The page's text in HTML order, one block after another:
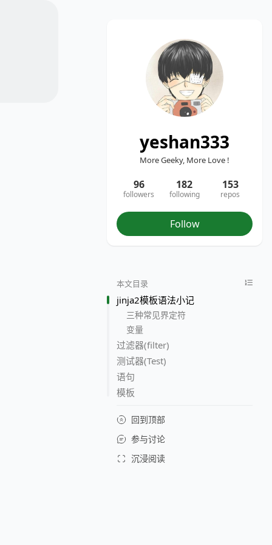
yeshan333
More Geeky, More Love !
96
followers
182
following
153
repos
Follow
本文目录
jinja2模板语法小记
三种常见界定符
变量
过滤器(filter)
测试器(Test)
语句
模板
回到顶部
参与讨论
沉浸阅读